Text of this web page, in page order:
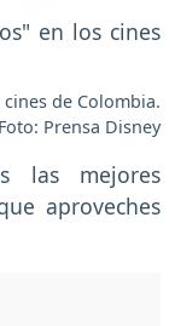
de Colombia.
Foto: Prensa Disney
las mejores
aproveches